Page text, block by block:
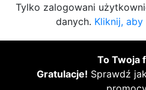
Tylko zalogowani
danych. Kliknij,
To Twoja
Gratulacje! Sprawdź